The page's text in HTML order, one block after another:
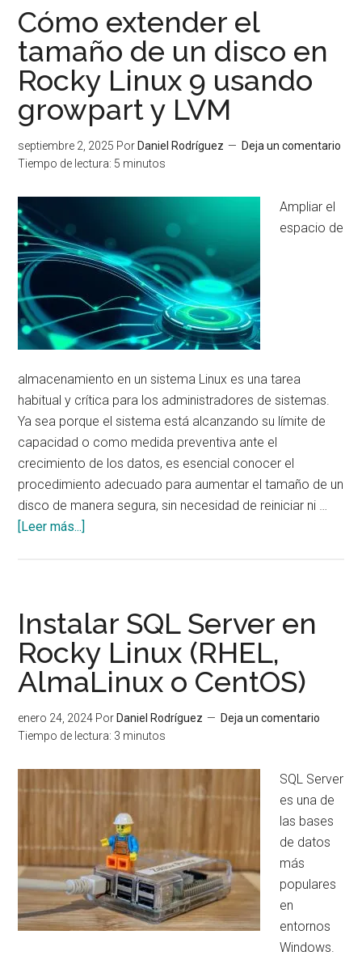
SSH
en
Rocky
Linux
9:
KEX
y
Cómo extender el
tamaño de un disco en
Rocky Linux 9 usando
growpart y LVM
septiembre 2, 2025 Por Daniel Rodríguez
Deja un comentario
Tiempo de lectura: 5 minutos
Ampliar el
espacio de
almacenamiento en un sistema Linux es una tarea
habitual y crítica para los administradores de sistemas.
Ya sea porque el sistema está alcanzando su límite de
capacidad o como medida preventiva ante el
crecimiento de los datos, es esencial conocer el
procedimiento adecuado para aumentar el tamaño de un
disco de manera segura, sin necesidad de reiniciar ni …
[Leer más...]
el
tamaño
de
un
disco
en
Rocky
usando
growpart
LVM
Instalar SQL Server en
Rocky Linux (RHEL,
AlmaLinux o CentOS)
enero 24, 2024 Por Daniel Rodríguez
Deja un comentario
Tiempo de lectura: 3 minutos
SQL Server
es una de
las bases
de datos
más
populares
en
entornos
Windows.